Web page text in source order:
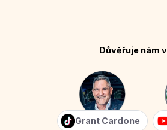
Důvěřuje nám
Grant Cardone